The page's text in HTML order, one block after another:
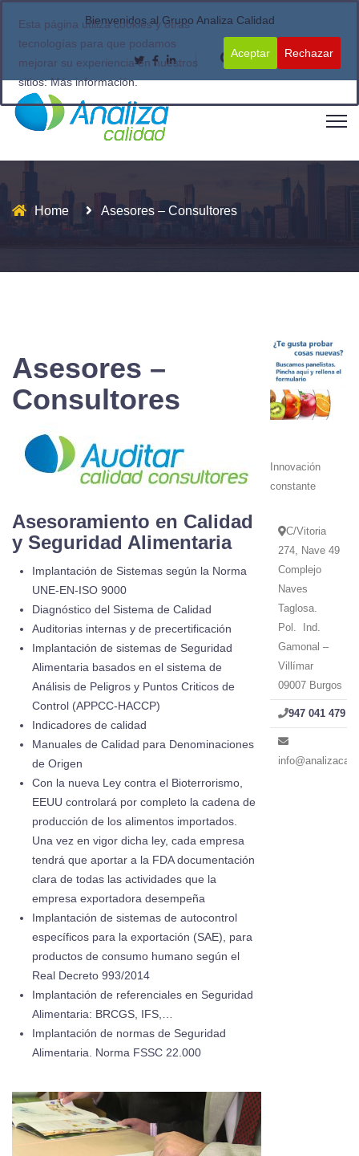
Bienvenidos al Grupo Analiza Calidad
Home Asesores – Consultores
Asesores –
Consultores
Asesoramiento en Calidad
y Seguridad Alimentaria
Implantación de Sistemas según la Norma
UNE-EN-ISO 9000
Diagnóstico del Sistema de Calidad
Auditorias internas y de precertificación
Implantación de sistemas de Seguridad
Alimentaria basados en el sistema de
Análisis de Peligros y Puntos Criticos de
Control (APPCC-HACCP)
Indicadores de calidad
Manuales de Calidad para Denominaciones
de Origen
Con la nueva Ley contra el Bioterrorismo,
EEUU controlará por completo la cadena de
producción de los alimentos importados.
Una vez en vigor dicha ley, cada empresa
tendrá que aportar a la FDA documentación
clara de todas las actividades que la
empresa exportadora desempeña
Implantación de sistemas de autocontrol
específicos para la exportación (SAE), para
productos de consumo humano según el
Real Decreto 993/2014
Implantación de referenciales en Seguridad
Alimentaria: BRCGS, IFS,…
Implantación de normas de Seguridad
Alimentaria. Norma FSSC 22.000
Innovación
constante
C/Vitoria
274, Nave 49
Complejo
Naves
Taglosa.
Pol. Ind.
Gamonal –
Villímar
09007 Burgos
947 041 479
Esta página utiliza cookies y otras
tecnologías para que podamos
mejorar su experiencia en nuestros
sitios:Más información.
Aceptar Rechazar